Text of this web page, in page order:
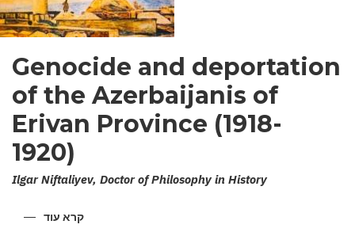
Genocide and deportation
of the Azerbaijanis of
Erivan Province (1918-
1920)
Ilgar Niftaliyev, Doctor of Philosophy in History
קרא עודעל